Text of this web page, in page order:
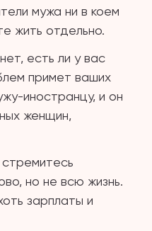
мужа ни в коем
жить отдельно.
есть ли у вас
примет ваших
иностранцу, и он
женщин,
но не всю жизнь.
зарплаты и